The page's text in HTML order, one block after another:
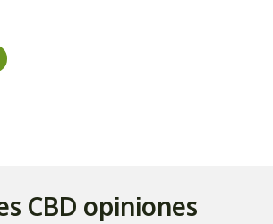
CBD opiniones